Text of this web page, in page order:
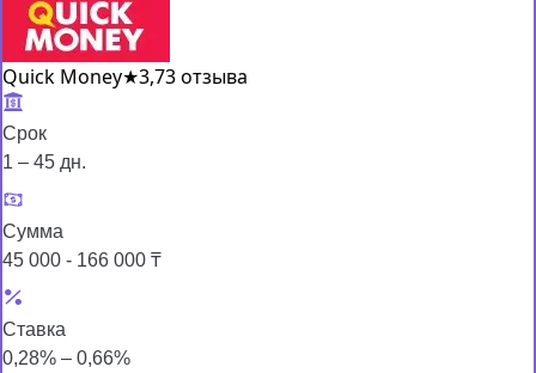
Quick Money★3,73 отзыва
Срок
1 – 45 дн.
Сумма
45 000 - 166 000 ₸
Ставка
0,28% – 0,66%